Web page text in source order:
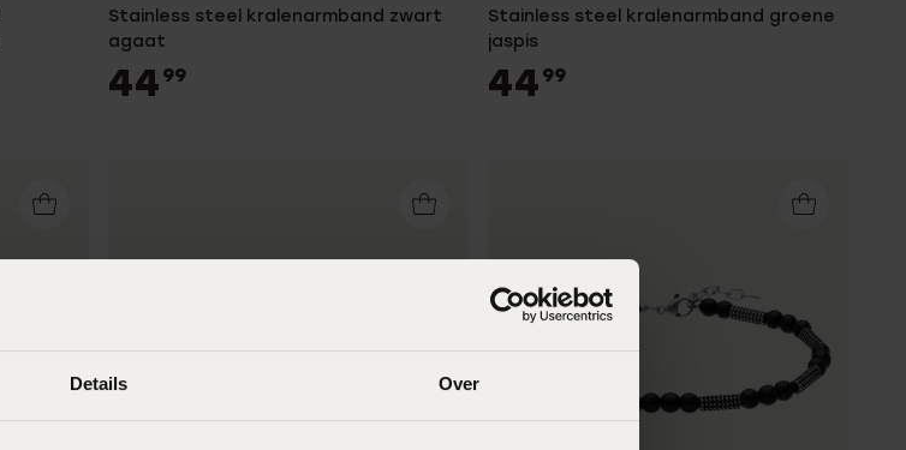
Details Over
Stainless steel kralenarmband zwart
agaat
44 99
Stainless steel kralenarmband groene
jaspis
44 99